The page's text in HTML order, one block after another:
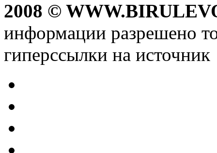
2008 ©
информации разрешено
гиперссылки на источник